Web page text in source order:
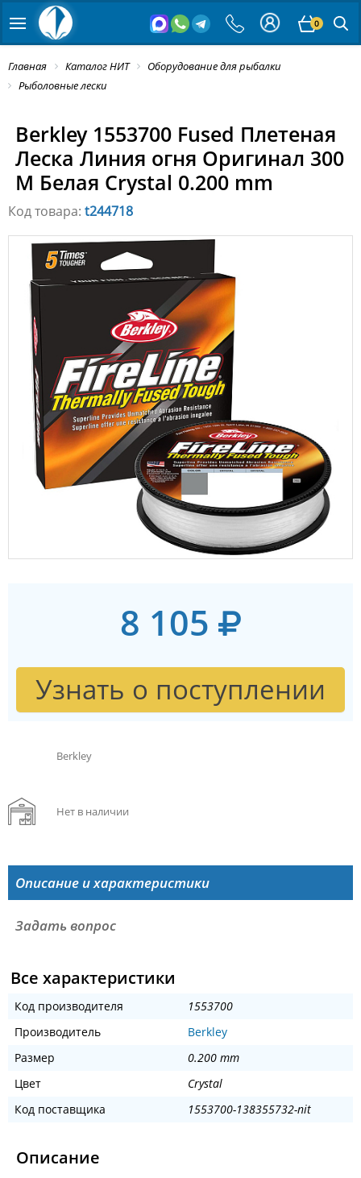
0
Главная Каталог НИТ
Оборудование для рыбалки
Рыболовные лески
Berkley 1553700 Fused Плетеная
Леска Линия огня Оригинал 300
M Белая Crystal 0.200 mm
Код товара: t244718
8 105
Узнать о поступлении
Berkley
Нет в наличии
Описание и характеристики
Задать вопрос
Все характеристики
Код производителя
1553700
Производитель
Berkley
Размер
0.200 mm
Цвет
Crystal
Код поставщика
1553700-138355732-nit
Описание